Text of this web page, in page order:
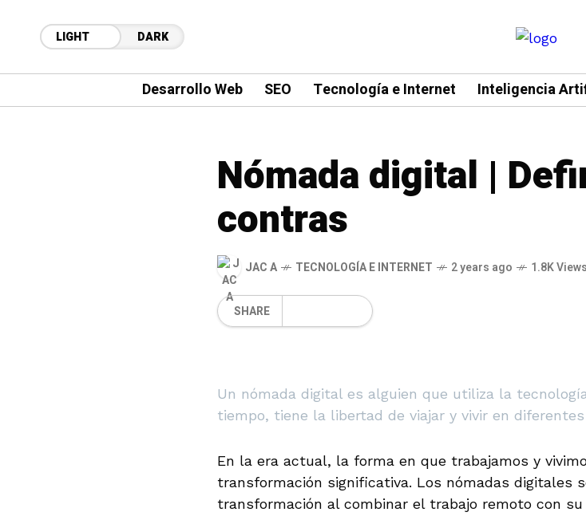
LIGHT DARK
Desarrollo Web SEO Tecnología e Internet Inteligencia
Nómada digital |
contras
JAC A TECNOLOGÍA E INTERNET 2 years ago 1.8K Views
SHARE
Un nómada digital es alguien que utiliza la
tiempo, tiene la libertad de viajar y vivir en
En la era actual, la forma en que trabajamos y
transformación significativa. Los nómadas digitales
transformación al combinar el trabajo remoto con